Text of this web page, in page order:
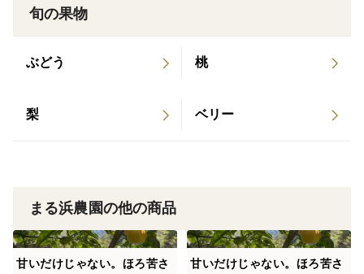
旬の果物
ぶどう 桃
梨 ベリー
まる浜農園の他の商品
甘いだけじゃない。ほろ苦さ
甘いだけじゃない。ほろ苦さ